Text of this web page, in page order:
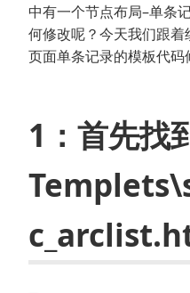
中有一个节点布局–单条
何修改呢？今天我们跟
页面单条记录的模板代码
1：首先找